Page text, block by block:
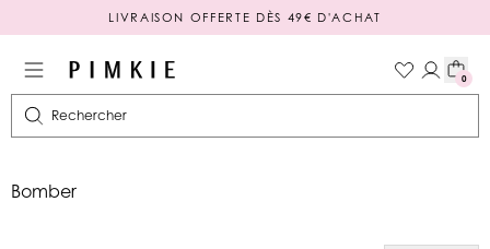
0
Rechercher
Bomber